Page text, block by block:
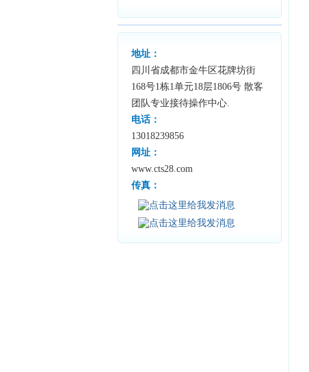
地址：
四川省成都市金牛区花牌坊街
168号1栋1单元18层1806号 散客
团队专业接待操作中心.
电话：
13018239856
网址：
www.cts28.com
传真：